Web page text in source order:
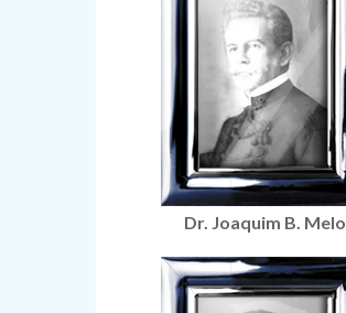
Dr. Joaquim B. Melo